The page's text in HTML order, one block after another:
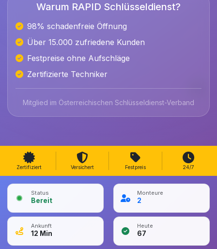
Warum RAPID Schlüsseldienst?
98% schadenfreie Öffnung
Über 15.000 zufriedene Kunden
Festpreise ohne Aufschläge
Zertifizierte Techniker
Mitglied im Österreichischen Schlüsseldienst-Verband
Zertifiziert Versichert Festpreis 24/7
Status
Bereit
Monteure
2
Ankunft
12 Min
Heute
67